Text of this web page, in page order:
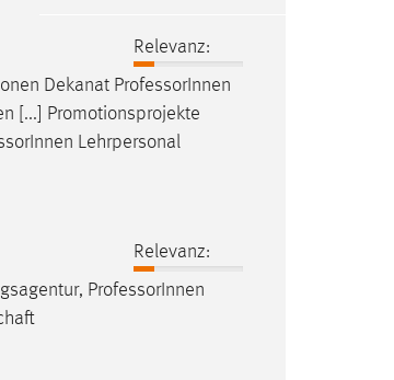
Relevanz:
Dekanat ProfessorInnen
[...] Promotionsprojekte
Innen Lehrpersonal
Relevanz:
ProfessorInnen